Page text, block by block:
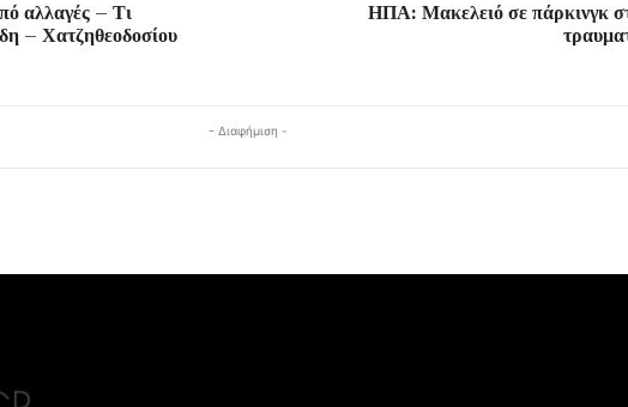
αλλαγές – Τι
– Χατζηθεοδοσίου
ΗΠΑ: Μακελειό σε πάρκινγκ
- Διαφήμιση -